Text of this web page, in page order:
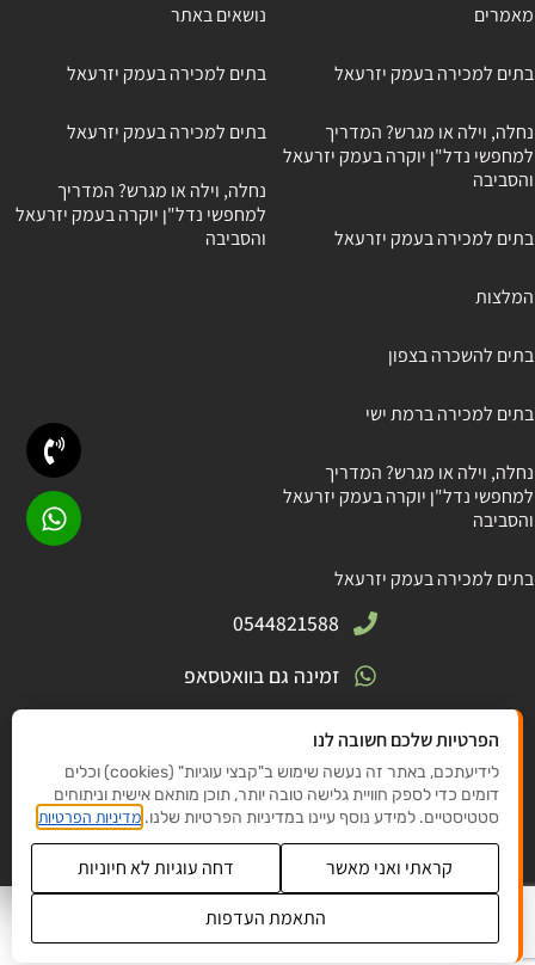
מאמרים
בתים למכירה בעמק יזרעאל
נחלה, וילה או מגרש? המדריך
למחפשי נדל"ן יוקרה בעמק יזרעאל
והסביבה
בתים למכירה בעמק יזרעאל
המלצות
בתים להשכרה בצפון
בתים למכירה ברמת ישי
נחלה, וילה או מגרש? המדריך
למחפשי נדל"ן יוקרה בעמק יזרעאל
והסביבה
בתים למכירה בעמק יזרעאל
נושאים באתר
בתים למכירה בעמק יזרעאל
בתים למכירה בעמק יזרעאל
נחלה, וילה או מגרש? המדריך
למחפשי נדל"ן יוקרה בעמק יזרעאל
והסביבה
0544821588
זמינה גם בוואטסאפ
חניתה 5, גבעת אלה
elishyet@gmail .com
עיצוב ובניית אתר NADM
הפרטיות שלכם חשובה לנו
לידיעתכם, באתר זה נעשה שימוש ב"קבצי עוגיות" (cookies) וכלים
דומים כדי לספק חוויית גלישה טובה יותר, תוכן מותאם אישית וניתוחים
סטטיסטיים. למידע נוסף עיינו במדיניות הפרטיות שלנו. מדיניות הפרטיות
קראתי ואני מאשר
דחה עוגיות לא חיוניות
התאמת העדפות
שנו העדפות פרטיות